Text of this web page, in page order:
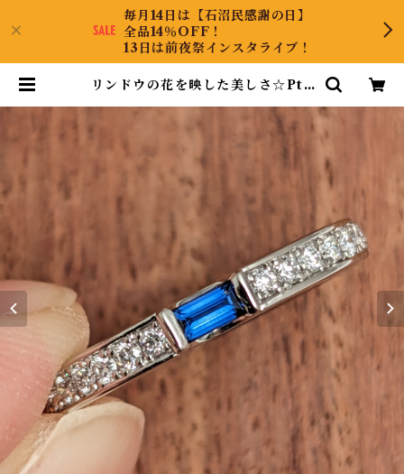
毎月14日は【石沼民感謝の日】
全品14％OFF！
13日は前夜祭インスタライブ！
リンドウの花を映した美しさ☆Pt9